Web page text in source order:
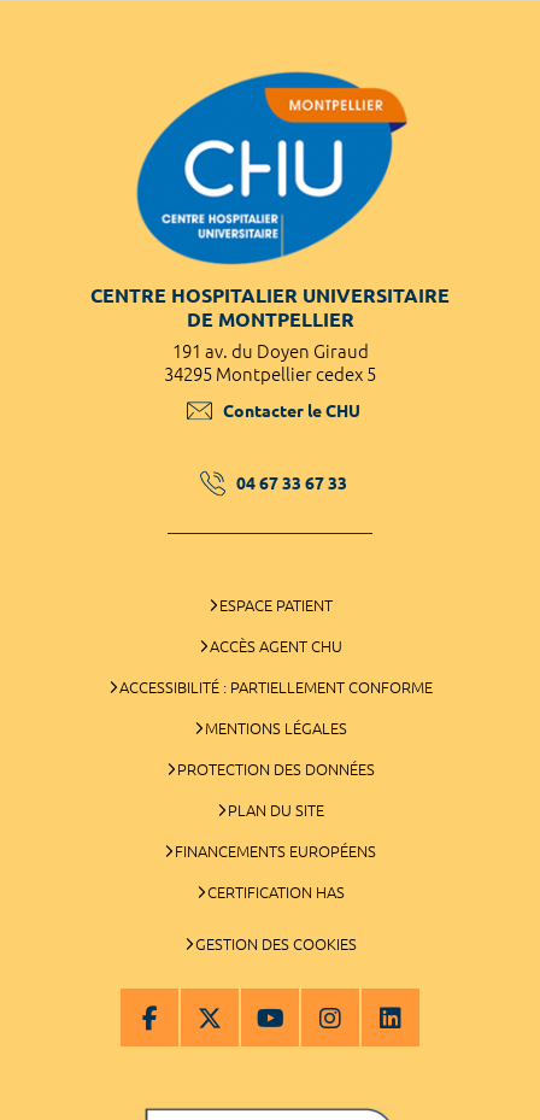
CENTRE HOSPITALIER UNIVERSITAIRE
DE MONTPELLIER
191 av. du Doyen Giraud
34295 Montpellier cedex 5
Contacter le CHU
04 67 33 67 33
ESPACE PATIENT
ACCÈS AGENT CHU
ACCESSIBILITÉ : PARTIELLEMENT CONFORME
MENTIONS LÉGALES
PROTECTION DES DONNÉES
PLAN DU SITE
FINANCEMENTS EUROPÉENS
CERTIFICATION HAS
GESTION DES COOKIES